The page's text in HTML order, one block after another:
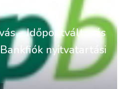
– Időpontváltozás
nyitvatartási